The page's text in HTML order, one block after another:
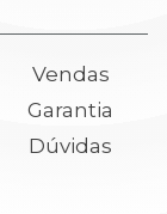
Vendas
Garantia
Dúvidas